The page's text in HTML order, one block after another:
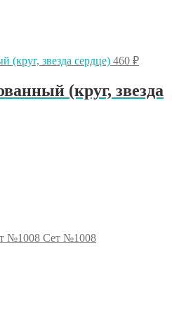
460 ₽
(круг, звезда
Сет №1008